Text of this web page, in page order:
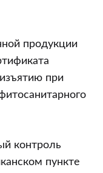
продукции
при
контроль
пункте